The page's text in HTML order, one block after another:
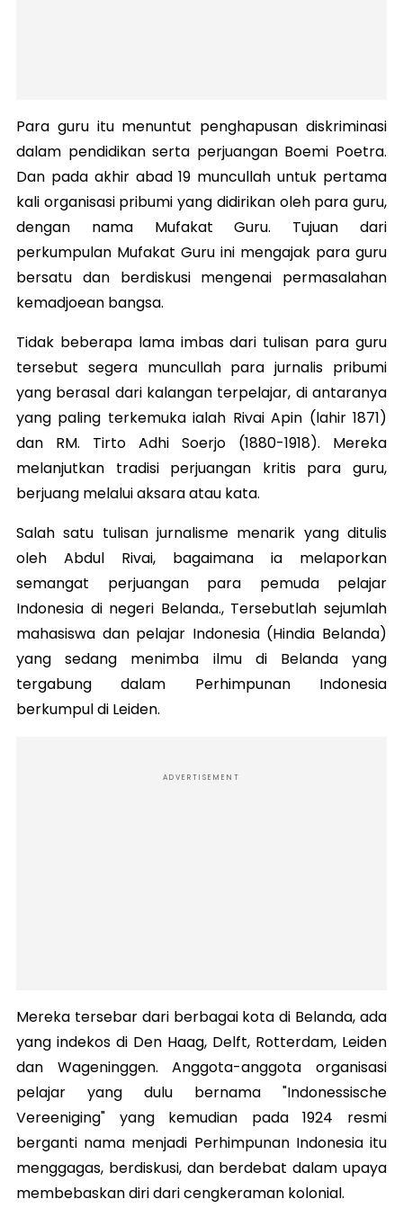
Para guru itu menuntut penghapusan diskriminasi
dalam pendidikan serta perjuangan Boemi Poetra.
Dan pada akhir abad 19 muncullah untuk pertama
kali organisasi pribumi yang didirikan oleh para guru,
dengan nama Mufakat Guru. Tujuan dari
perkumpulan Mufakat Guru ini mengajak para guru
bersatu dan berdiskusi mengenai permasalahan
kemadjoean bangsa.
Tidak beberapa lama imbas dari tulisan para guru
tersebut segera muncullah para jurnalis pribumi
yang berasal dari kalangan terpelajar, di antaranya
yang paling terkemuka ialah Rivai Apin (lahir 1871)
dan RM. Tirto Adhi Soerjo (1880-1918). Mereka
melanjutkan tradisi perjuangan kritis para guru,
berjuang melalui aksara atau kata.
Salah satu tulisan jurnalisme menarik yang ditulis
oleh Abdul Rivai, bagaimana ia melaporkan
semangat perjuangan para pemuda pelajar
Indonesia di negeri Belanda., Tersebutlah sejumlah
mahasiswa dan pelajar Indonesia (Hindia Belanda)
yang sedang menimba ilmu di Belanda yang
tergabung dalam Perhimpunan Indonesia
berkumpul di Leiden.
ADVERTISEMENT
Mereka tersebar dari berbagai kota di Belanda, ada
yang indekos di Den Haag, Delft, Rotterdam, Leiden
dan Wageninggen. Anggota-anggota organisasi
pelajar yang dulu bernama "Indonessische
Vereeniging" yang kemudian pada 1924 resmi
berganti nama menjadi Perhimpunan Indonesia itu
menggagas, berdiskusi, dan berdebat dalam upaya
membebaskan diri dari cengkeraman kolonial.